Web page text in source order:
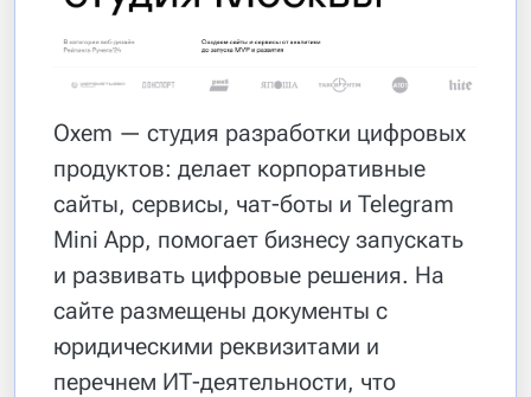
Oxem — студия разработки цифровых
продуктов: делает корпоративные
сайты, сервисы, чат-боты и Telegram
Mini App, помогает бизнесу запускать
и развивать цифровые решения. На
сайте размещены документы с
юридическими реквизитами и
перечнем ИТ-деятельности, что